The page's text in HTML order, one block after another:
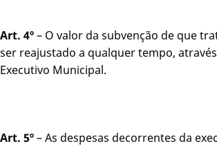
Art. 4º– O valor da subvenção de que
ser reajustado a qualquer tempo,
Executivo Municipal.
Art. 5º– As despesas decorrentes da